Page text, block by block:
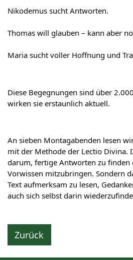
Nikodemus sucht Antworten.
Thomas will glauben – kann aber
Maria sucht voller Hoffnung und
Diese Begegnungen sind über
wirken sie erstaunlich aktuell.
An sieben Montagabenden lesen
mit der Methode der Lectio Divina.
darum, fertige Antworten zu finden
Vorwissen mitzubringen. Sondern
Text aufmerksam zu lesen,
auch sich selbst darin
Zurück